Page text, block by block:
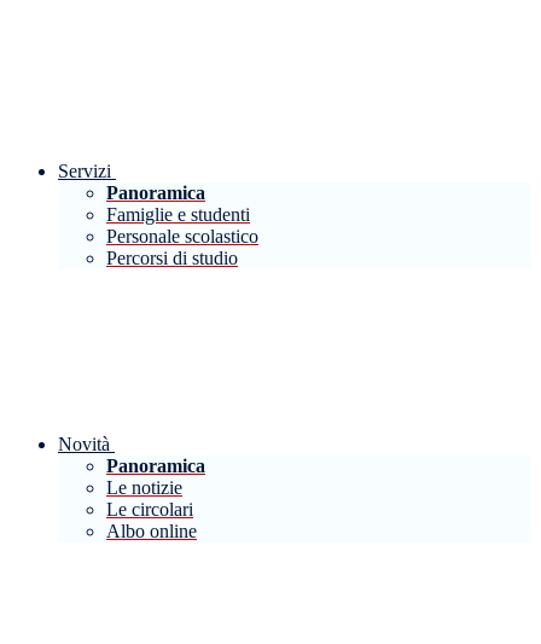
Servizi
Panoramica
Famiglie e studenti
Personale scolastico
Percorsi di studio
Novità
Panoramica
Le notizie
Le circolari
Albo online